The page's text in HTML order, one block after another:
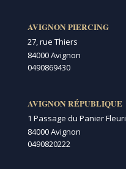
AVIGNON PIERCING
27, rue Thiers
84000 Avignon
0490869430
AVIGNON RÉPUBLIQUE
1 Passage du Panier Fleuri
84000 Avignon
0490820222